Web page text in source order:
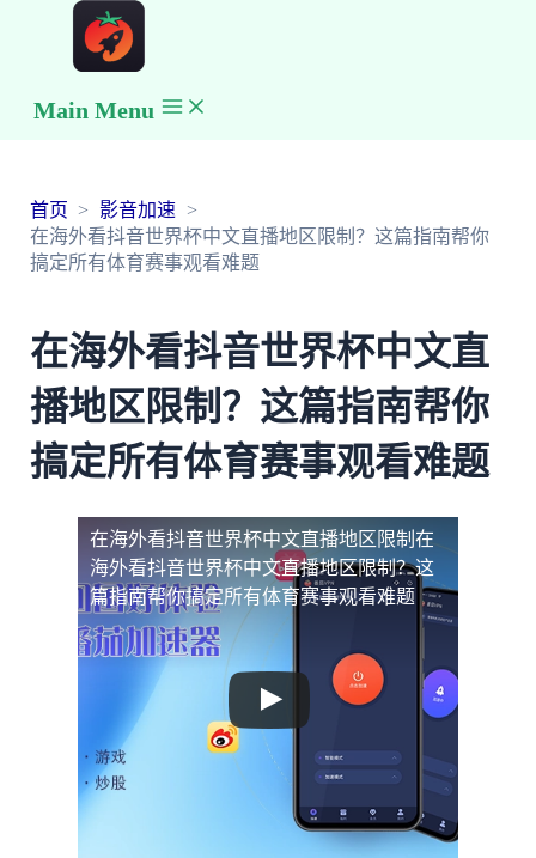
Main Menu
首页
影音加速
在海外看抖音世界杯中文直播地区限制？这篇指南帮你
搞定所有体育赛事观看难题
在海外看抖音世界杯中文直
播地区限制？这篇指南帮你
搞定所有体育赛事观看难题
在海外看抖音世界杯中文直播地区限制 在
海外看抖音世界杯中文直播地区限制？这
篇指南帮你搞定所有体育赛事观看难题